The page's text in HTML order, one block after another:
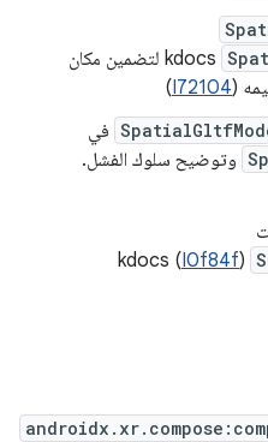
kdocs لتضمين مكان
(
I72104
)
في
وتوضيح سلوك الفشل.
I0f84f)